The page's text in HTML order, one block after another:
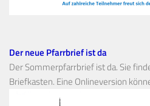
Der neue Pfarrbrief ist da
Der Sommerpfarrbrief ist da. Sie
Briefkasten. Eine Onlineversion